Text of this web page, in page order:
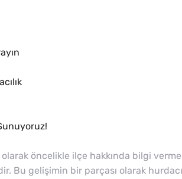
öncelikle ilçe hakkında bilgi
Bu gelişimin bir parçası olarak